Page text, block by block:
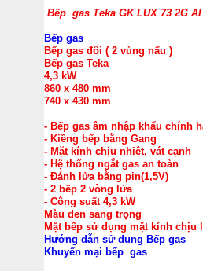
Bếp gas Teka GK LUX 73 2G
Bếp gas
Bếp gas đôi ( 2 vùng nấu )
Bếp gas Teka
4,3 kW
860 x 480 mm
740 x 430 mm
- Bếp gas âm nhập khẩu chính
- Kiềng bếp bằng Gang
- Mặt kính chịu nhiệt, vát cạnh
- Hệ thống ngắt gas an toàn
- Đánh lửa bằng pin(1,5V)
- 2 bếp 2 vòng lửa
- Công suất 4,3 kW
Màu đen sang trọng
Mặt bếp sử dụng mặt kính chịu
Hướng dẫn sử dụng Bếp gas
Khuyến mại bếp gas